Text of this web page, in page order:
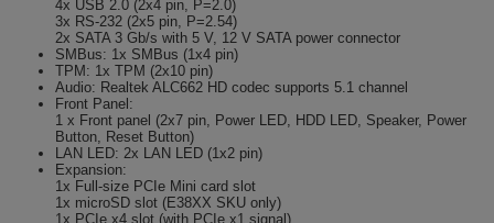
4x USB 2.0 (2x4 pin, P=2.0)
3x RS-232 (2x5 pin, P=2.54)
2x SATA 3 Gb/s with 5 V, 12 V SATA power connector
SMBus: 1x SMBus (1x4 pin)
TPM: 1x TPM (2x10 pin)
Audio: Realtek ALC662 HD codec supports 5.1 channel
Front Panel:
1 x Front panel (2x7 pin, Power LED, HDD LED, Speaker, Power
Button, Reset Button)
LAN LED: 2x LAN LED (1x2 pin)
Expansion:
1x Full-size PCIe Mini card slot
1x microSD slot (E38XX SKU only)
1x PCIe x4 slot (with PCIe x1 signal)